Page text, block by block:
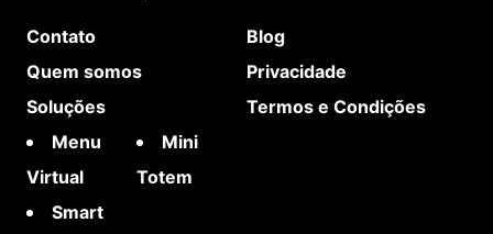
Contato
Blog
Quem somos
Privacidade
Soluções
Menu
Virtual
Mini
Totem
Smart
Termos e Condições